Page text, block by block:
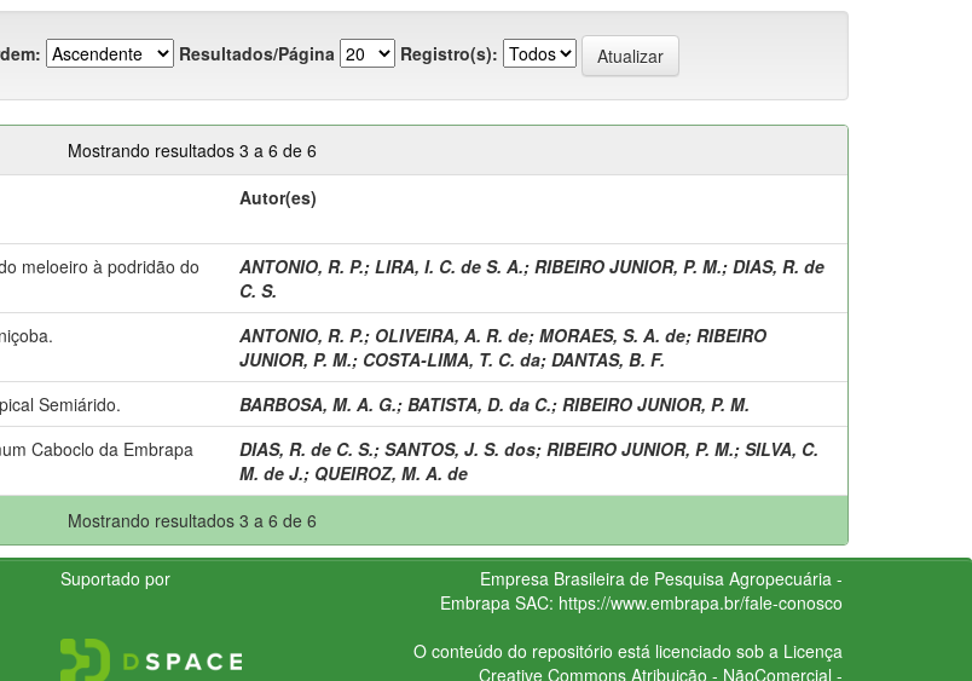
Resultados/Página Registro(s):
Mostrando resultados 3 a 6 de 6
Autor(es)
meloeiro à podridão do
ANTONIO, R. P.; LIRA, I. C. de S. A.; RIBEIRO JUNIOR, P. M.; DIAS, R. de
C. S.
ANTONIO, R. P.; OLIVEIRA, A. R. de; MORAES, S. A. de; RIBEIRO
JUNIOR, P. M.; COSTA-LIMA, T. C. da; DANTAS, B. F.
Semiárido. BARBOSA, M. A. G.; BATISTA, D. da C.; RIBEIRO JUNIOR, P. M.
Caboclo da Embrapa
DIAS, R. de C. S.; SANTOS, J. S. dos; RIBEIRO JUNIOR, P. M.; SILVA, C.
M. de J.; QUEIROZ, M. A. de
Mostrando resultados 3 a 6 de 6
Suportado por
Empresa Brasileira de Pesquisa Agropecuária -
Embrapa SAC: https://www.embrapa.br/fale-conosco
O conteúdo do repositório está licenciado sob a Licença
Creative CommonsAtribuição - NãoComercial -